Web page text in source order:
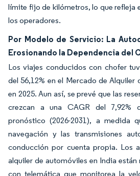
límite fijo de kilómetros, lo que refleja
los operadores.
Por Modelo de Servicio: La
Erosionando la Dependencia del
Los viajes conducidos con chofer
del 56,12% en el Mercado de Alquiler
en 2025. Aun así, se prevé que las
crezcan a una CAGR del 7,92%
pronóstico (2026-2031), a medida
navegación y las transmisiones
conducción por cuenta propia. Los
alquiler de automóviles en India
con telemática que monitorea la